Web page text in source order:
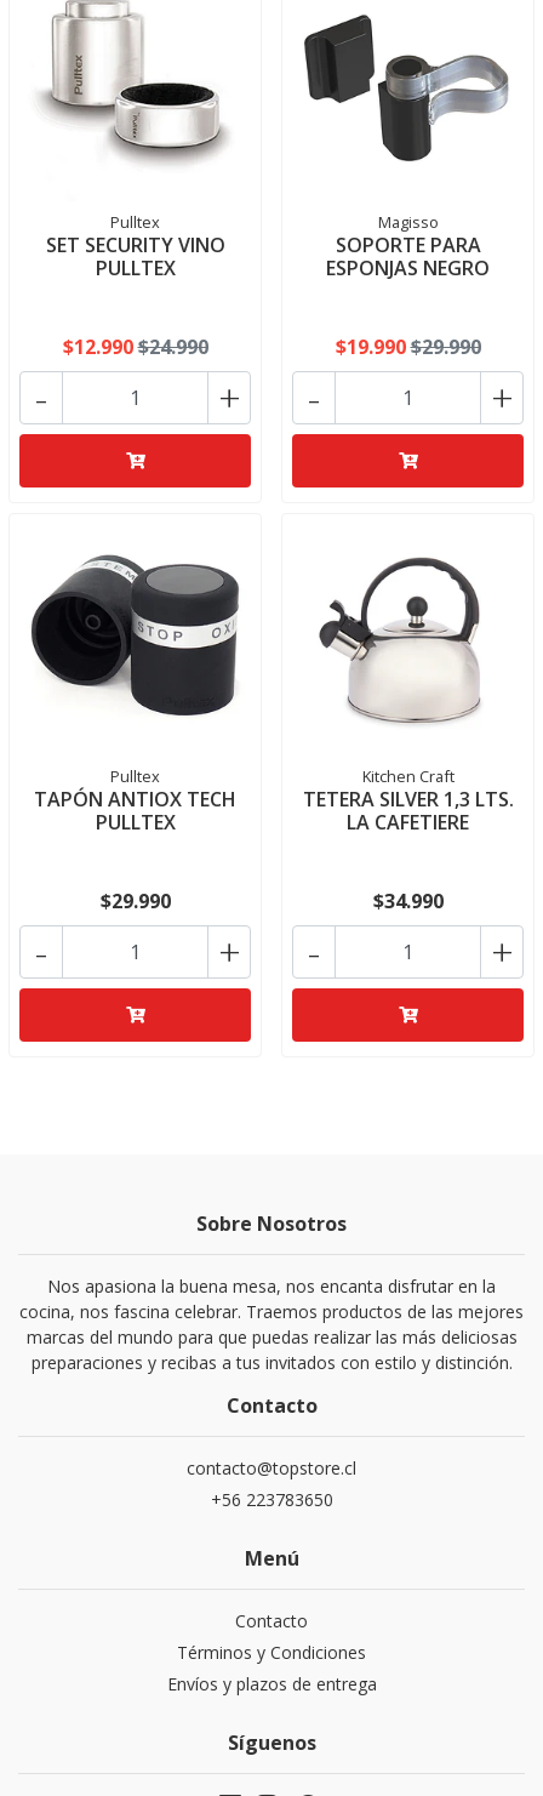
Pulltex
SET SECURITY VINO
PULLTEX
$12.990$24.990
+
-
Magisso
SOPORTE PARA
ESPONJAS NEGRO
$19.990$29.990
+
-
Pulltex
TAPÓN ANTIOX TECH
PULLTEX
$29.990
+
-
Kitchen Craft
TETERA SILVER 1,3 LTS.
LA CAFETIERE
$34.990
+
-
Sobre Nosotros
Nos apasiona la buena mesa, nos encanta disfrutar en la
cocina, nos fascina celebrar. Traemos productos de las mejores
marcas del mundo para que puedas realizar las más deliciosas
preparaciones y recibas a tus invitados con estilo y distinción.
Contacto
contacto@topstore.cl
+56 223783650
Menú
Contacto
Términos y Condiciones
Envíos y plazos de entrega
Síguenos